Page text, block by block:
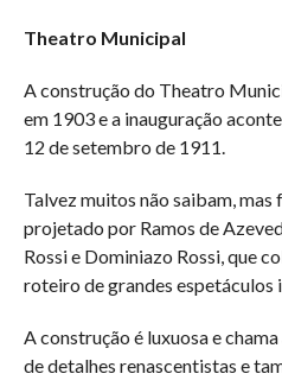
Theatro Municipal
A construção do Theatro
em 1903 e a inauguração
12 de setembro de 1911.
Talvez muitos não saibam,
projetado por Ramos de
Rossi e Dominiazo Rossi, que
roteiro de grandes espetáculos
A construção é luxuosa e
de detalhes renascentistas e